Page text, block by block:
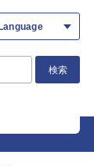
検索